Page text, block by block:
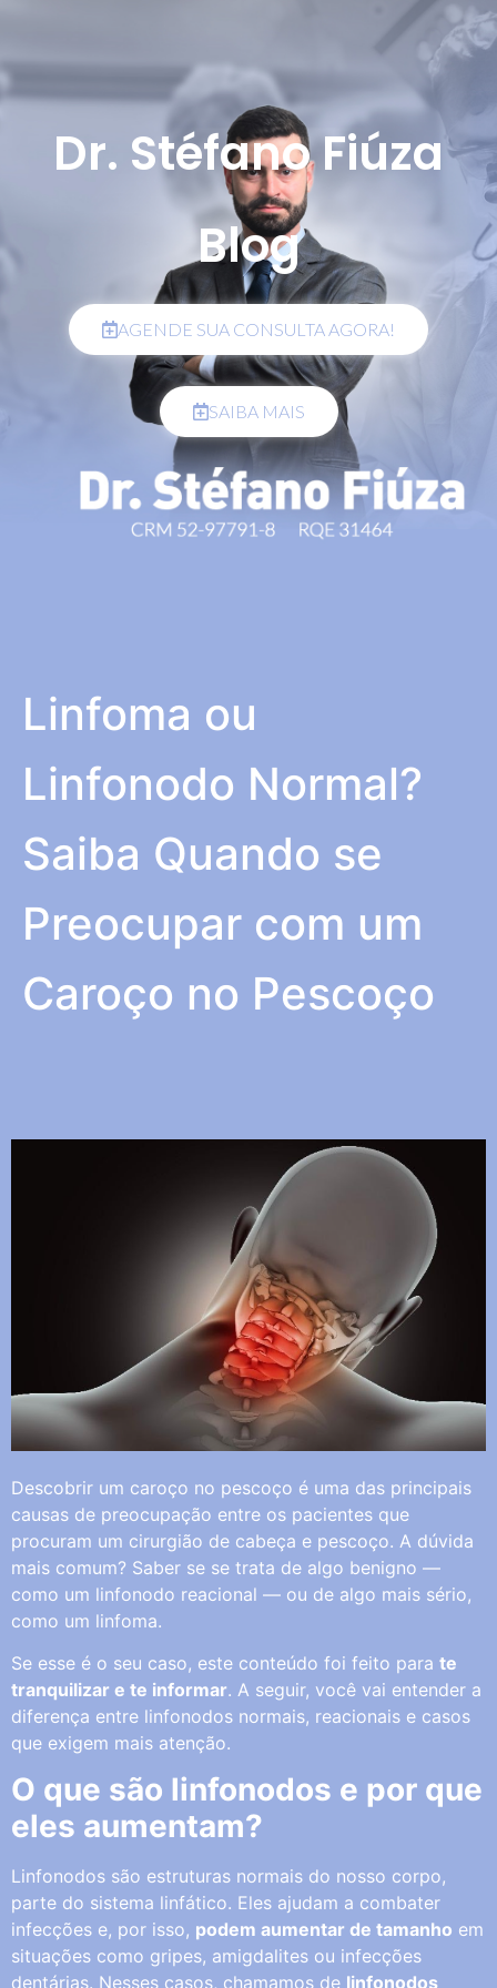
Dr. Stéfano Fiúza
Blog
AGENDE SUA CONSULTA AGORA!
SAIBA MAIS
Linfoma ou
Linfonodo Normal?
Saiba Quando se
Preocupar com um
Caroço no Pescoço
Descobrir um caroço no pescoço é uma das principais
causas de preocupação entre os pacientes que
procuram um cirurgião de cabeça e pescoço. A dúvida
mais comum? Saber se se trata de algo benigno —
como um linfonodo reacional — ou de algo mais sério,
como um linfoma.
Se esse é o seu caso, este conteúdo foi feito para te
tranquilizar e te informar. A seguir, você vai entender a
diferença entre linfonodos normais, reacionais e casos
que exigem mais atenção.
O que são linfonodos e por que
eles aumentam?
Linfonodos são estruturas normais do nosso corpo,
parte do sistema linfático. Eles ajudam a combater
infecções e, por isso, podem aumentar de tamanho em
situações como gripes, amigdalites ou infecções
dentárias. Nesses casos, chamamos de linfonodos